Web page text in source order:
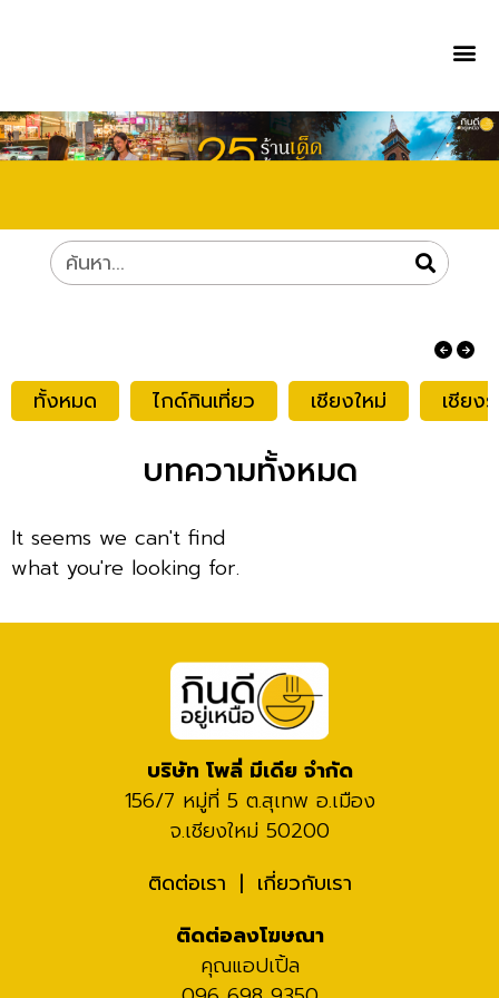
ทั้งหมด ไกด์กินเที่ยว เชียงใหม่ เชียง
บทความทั้งหมด
It seems we can't find
what you're looking for.
บริษัท โพลี่ มีเดีย จำกัด
156/7 หมู่ที่ 5 ต.สุเทพ อ.เมือง
จ.เชียงใหม่ 50200
ติดต่อเรา
เกี่ยวกับเรา
ติดต่อลงโฆษณา
คุณแอปเปิ้ล